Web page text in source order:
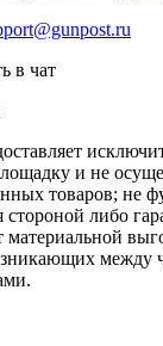
в чат
и не
товаров; не
стороной либо
материальной
между